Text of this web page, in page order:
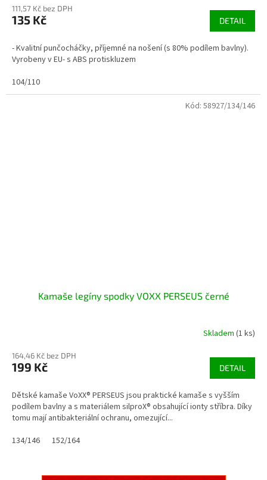
111,57 Kč bez DPH
135 Kč DETAIL
- Kvalitní punčocháčky, příjemné na nošení (s 80% podílem bavlny).
Vyrobeny v EU- s ABS protiskluzem
104/110
Kamaše legíny spodky VOXX PERSEUS černé
Skladem (1 ks)
164,46 Kč bez DPH
199 Kč DETAIL
Dětské kamaše VoXX® PERSEUS jsou praktické kamaše s vyšším
podílem bavlny a s materiálem silproX® obsahující ionty stříbra. Díky
tomu mají antibakteriální ochranu, omezující...
134/146
152/164
Kód: 58927/134/146